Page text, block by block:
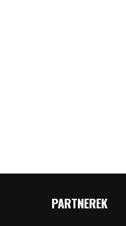
PARTNEREK